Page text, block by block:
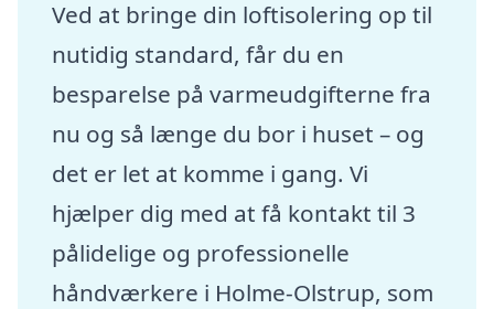
Ved at bringe din loftisolering op til
nutidig standard, får du en
besparelse på varmeudgifterne fra
nu og så længe du bor i huset – og
det er let at komme i gang. Vi
hjælper dig med at få kontakt til 3
pålidelige og professionelle
håndværkere i Holme-Olstrup, som